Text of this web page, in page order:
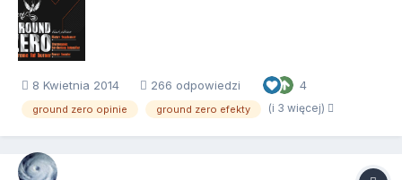
tłuszczowej. Od kilku lat zajmuje pierwsze miejsca w
niezależnych rankingach spalaczy, stąd też cieszy się nie...
8 Kwietnia 2014 266 odpowiedzi 4
ground zero opinie ground zero efekty (i 3 więcej)